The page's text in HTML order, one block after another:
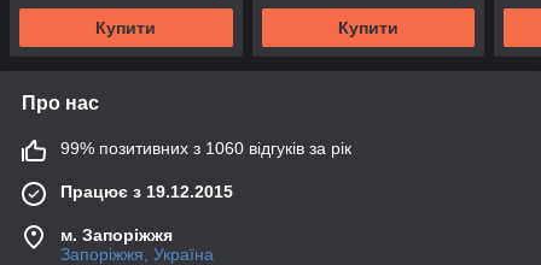
Купити Купити
Про нас
99% позитивних з 1060 відгуків за рік
Працює з 19.12.2015
м. Запоріжжя
Запоріжжя, Україна